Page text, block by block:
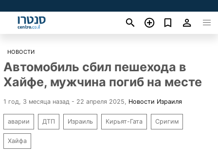
НОВОСТИ
Автомобиль сбил пешехода в
Хайфе, мужчина погиб на месте
1 год, 3 месяца назад - 22 апреля 2025 Новости Израиля
аварии ДТП Израиль Кирьят-Гата Сригим
Хайфа